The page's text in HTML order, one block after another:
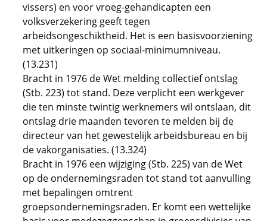
vissers) en voor vroeg-gehandicapten een
volksverzekering geeft tegen
arbeidsongeschiktheid. Het is een basisvoorziening
met uitkeringen op sociaal-minimumniveau.
(13.231)
Bracht in 1976 de Wet melding collectief ontslag
(Stb. 223) tot stand. Deze verplicht een werkgever
die ten minste twintig werknemers wil ontslaan, dit
ontslag drie maanden tevoren te melden bij de
directeur van het gewestelijk arbeidsbureau en bij
de vakorganisaties. (13.324)
Bracht in 1976 een wijziging (Stb. 225) van de Wet
op de ondernemingsraden tot stand tot aanvulling
met bepalingen omtrent
groepsondernemingsraden. Er komt een wettelijke